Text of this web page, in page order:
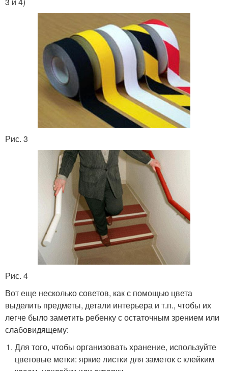
Рис. 3
Рис. 4
Вот еще несколько советов, как с помощью цвета
выделить предметы, детали интерьера и т.п., чтобы их
легче было заметить ребенку с остаточным зрением или
слабовидящему:
Для того, чтобы организовать хранение, используйте
цветовые метки: яркие листки для заметок с клейким